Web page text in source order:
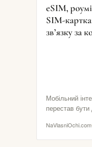
eSIM,
SIM-
зв’язку за
Мобільний
перестав
посадкових
повідомлень
NaVlasniOchi.com